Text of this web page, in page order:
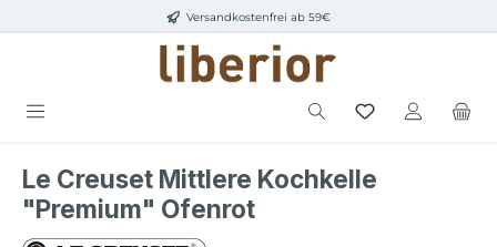
Zum Hauptinhalt springenVersandkostenfrei ab 59€
Le Creuset Mittlere Kochkelle
"Premium" Ofenrot